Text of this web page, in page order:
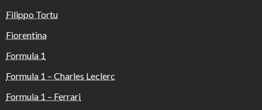
Filippo Tortu
Fiorentina
Formula 1
Formula 1 – Charles Leclerc
Formula 1 – Ferrari